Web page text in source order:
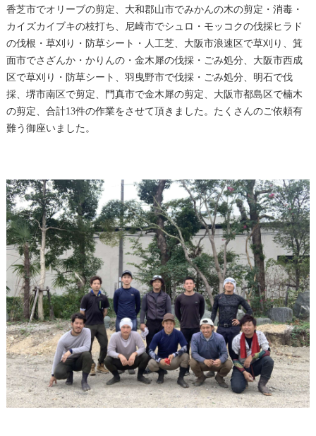
香芝市でオリーブの剪定、大和郡山市でみかんの木の剪定・消毒・
カイズカイブキの枝打ち、尼崎市でシュロ・モッコクの伐採ヒラド
の伐根・草刈り・防草シート・人工芝、大阪市浪速区で草刈り、箕
面市でさざんか・かりんの・金木犀の伐採・ごみ処分、大阪市西成
区で草刈り・防草シート、羽曳野市で伐採・ごみ処分、明石で伐
採、堺市南区で剪定、門真市で金木犀の剪定、大阪市都島区で楠木
の剪定、合計13件の作業をさせて頂きました。たくさんのご依頼有
難う御座いました。